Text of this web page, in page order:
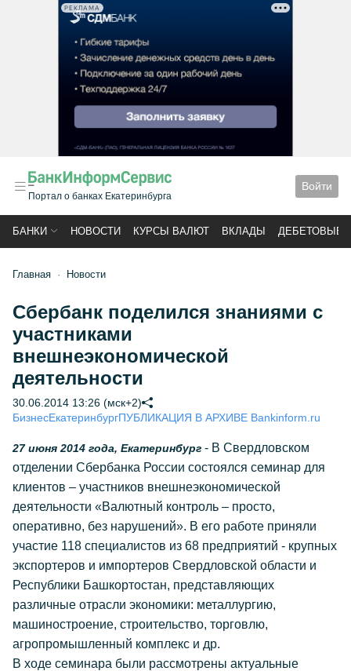
РЕКЛАМА
Портал о банках Екатеринбурга
Войти
БАНКИ НОВОСТИ КУРСЫ ВАЛЮТ ВКЛАДЫ ДЕБЕТОВЫЕ
Главная Новости
Сбербанк поделился знаниями с
участниками
внешнеэкономической
деятельности
30.06.2014 13:26 (мск+2)
БизнесЕкатеринбургПУБЛИКАЦИЯ В АРХИВЕ Bankinform.ru
27 июня 2014 года, Екатеринбург - В Свердловском
отделении Сбербанка России состоялся семинар для
клиентов – участников внешнеэкономической
деятельности «Валютный контроль – просто,
оперативно, без нарушений». В его работе приняли
участие 118 специалистов из 68 предприятий - крупных
экспортеров и импортеров Свердловской области и
Республики Башкортостан, представляющих
различные отрасли экономики: металлургию,
машиностроение, строительство, торговлю,
агропромышленный комплекс и др.
В ходе семинара были рассмотрены актуальные